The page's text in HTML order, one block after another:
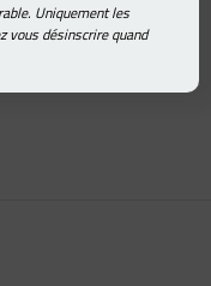
Uniquement les
vous désinscrire quand